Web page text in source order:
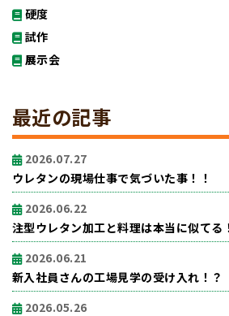
硬度
試作
展示会
最近の記事
2026.07.27
ウレタンの現場仕事で気づいた事！！
2026.06.22
注型ウレタン加工と料理は本当に似てる
2026.06.21
新入社員さんの工場見学の受け入れ！？
2026.05.26